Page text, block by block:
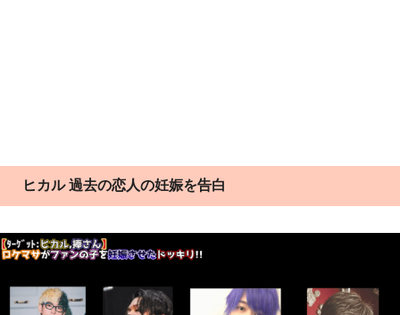
ヒカル 過去の恋人の妊娠を告白